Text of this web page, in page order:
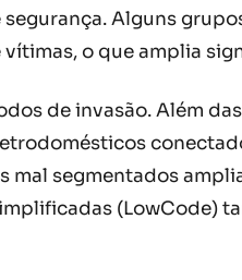
Alguns
o que amplia
de invasão. Além
segmentados
(LowCode)